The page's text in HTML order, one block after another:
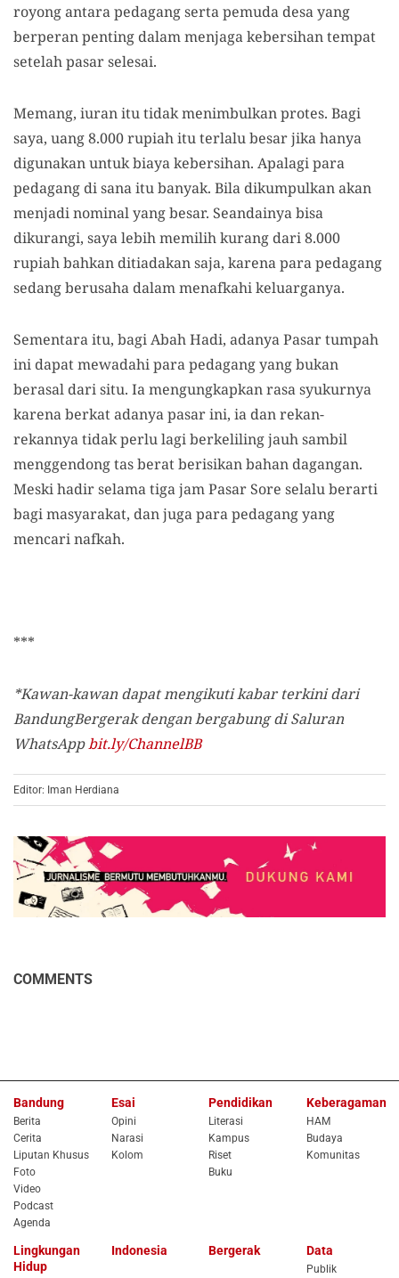
royong antara pedagang serta pemuda desa yang
berperan penting dalam menjaga kebersihan tempat
setelah pasar selesai.
Memang, iuran itu tidak menimbulkan protes. Bagi
saya, uang8.000 rupiah itu terlalu besar jika hanya
digunakan untuk biaya kebersihan. Apalagi para
pedagang di sana itu banyak. Bila dikumpulkan akan
menjadi nominal yang besar. Seandainya bisa
dikurangi, saya lebih memilih kurang dari 8.000
rupiah bahkan ditiadakan saja, karena para pedagang
sedang berusaha dalam menafkahi keluarganya.
Sementara itu, bagi Abah Hadi, adanya Pasar tumpah
ini dapat mewadahi para pedagang yang bukan
berasal dari situ. Ia mengungkapkan rasa syukurnya
karena berkat adanya pasar ini, ia dan rekan-
rekannya tidak perlu lagi berkeliling jauh sambil
menggendong tas berat berisikan bahan dagangan.
Meski hadir selama tiga jam Pasar Sore selalu berarti
bagi masyarakat, dan juga para pedagang yang
mencari nafkah.
***
*Kawan-kawan dapat mengikuti kabar terkini dari
BandungBergerak dengan bergabung di Saluran
WhatsAppbit.ly/ChannelBB
Editor: Iman Herdiana
COMMENTS
Bandung
Berita
Cerita
Liputan Khusus
Foto
Video
Podcast
Agenda
Esai
Opini
Narasi
Kolom
Pendidikan
Literasi
Kampus
Riset
Buku
Keberagaman
HAM
Budaya
Komunitas
Lingkungan
Hidup
Indonesia Bergerak Data
Publik